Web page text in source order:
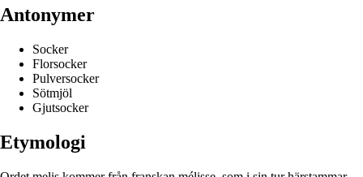
Antonymer
Socker
Florsocker
Pulversocker
Sötmjöl
Gjutsocker
Etymologi